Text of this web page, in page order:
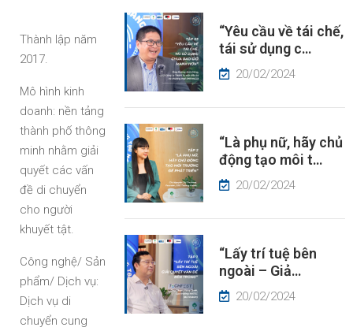
Thành lập năm
2017.
Mô hình kinh
doanh: nền tảng
thành phố thông
minh nhằm giải
quyết các vấn
đề di chuyển
cho người
khuyết tật.
Công nghệ/ Sản
phẩm/ Dịch vụ:
Dịch vụ di
chuyển cung
“Yêu cầu về tái chế,
tái sử dụng c…
20/02/2024
“Là phụ nữ, hãy chủ
động tạo môi t…
20/02/2024
“Lấy trí tuệ bên
ngoài – Giả…
20/02/2024